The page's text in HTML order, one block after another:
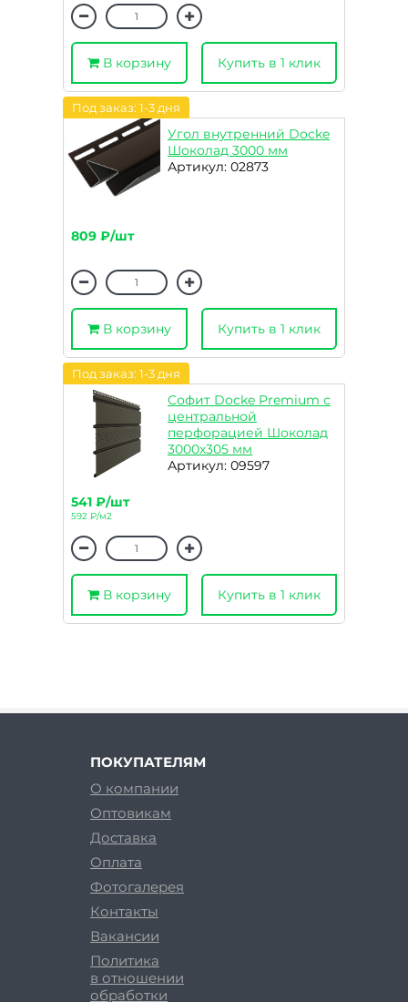
В корзину Купить в 1 клик
Под заказ: 1-3 дня
Угол внутренний Docke
Шоколад 3000 мм
Артикул: 02873
809 ₽/шт
В корзину Купить в 1 клик
Под заказ: 1-3 дня
Софит Docke Premium с
центральной
перфорацией Шоколад
3000х305 мм
Артикул: 09597
541 ₽/шт
592 ₽/м2
В корзину Купить в 1 клик
ПОКУПАТЕЛЯМ
О компании
Оптовикам
Доставка
Оплата
Фотогалерея
Контакты
Вакансии
Политика
в отношении
обработки